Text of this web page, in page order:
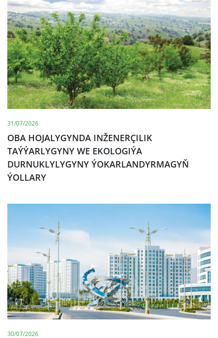
31/07/2026
OBA HOJALYGYNDA INŽENERÇILIK
TAÝÝARLYGYNY WE EKOLOGIÝA
DURNUKLYLYGYNY ÝOKARLANDYRMAGYŇ
ÝOLLARY
30/07/2026